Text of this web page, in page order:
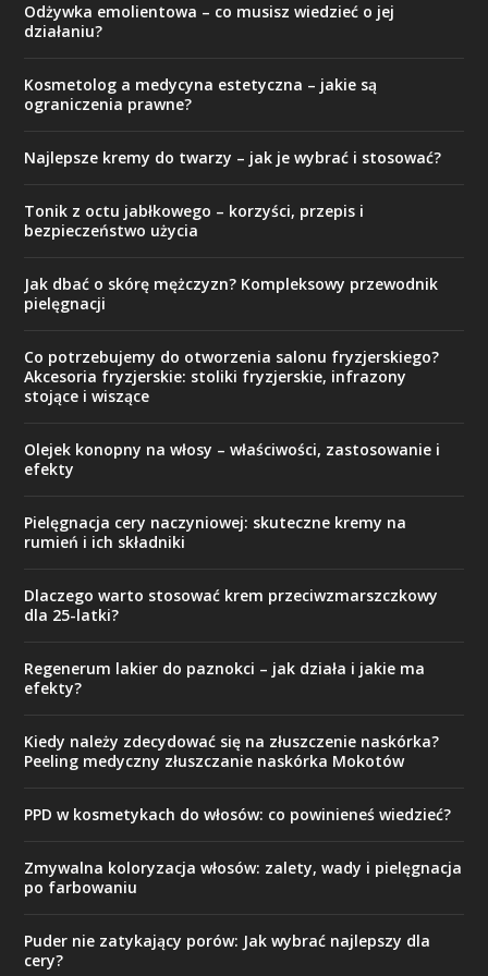
Odżywka emolientowa – co musisz wiedzieć o jej
działaniu?
Kosmetolog a medycyna estetyczna – jakie są
ograniczenia prawne?
Najlepsze kremy do twarzy – jak je wybrać i stosować?
Tonik z octu jabłkowego – korzyści, przepis i
bezpieczeństwo użycia
Jak dbać o skórę mężczyzn? Kompleksowy przewodnik
pielęgnacji
Co potrzebujemy do otworzenia salonu fryzjerskiego?
Akcesoria fryzjerskie: stoliki fryzjerskie, infrazony
stojące i wiszące
Olejek konopny na włosy – właściwości, zastosowanie i
efekty
Pielęgnacja cery naczyniowej: skuteczne kremy na
rumień i ich składniki
Dlaczego warto stosować krem przeciwzmarszczkowy
dla 25-latki?
Regenerum lakier do paznokci – jak działa i jakie ma
efekty?
Kiedy należy zdecydować się na złuszczenie naskórka?
Peeling medyczny złuszczanie naskórka Mokotów
PPD w kosmetykach do włosów: co powinieneś wiedzieć?
Zmywalna koloryzacja włosów: zalety, wady i pielęgnacja
po farbowaniu
Puder nie zatykający porów: Jak wybrać najlepszy dla
cery?